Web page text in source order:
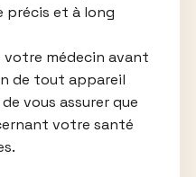
précis et à long
médecin avant
de tout appareil
vous assurer que
votre santé